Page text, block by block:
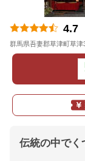
4.7
群馬県吾妻郡草津町草津
伝統の中でく